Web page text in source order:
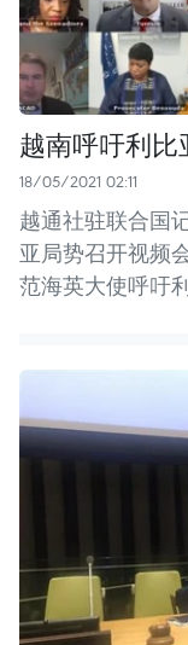
越南呼吁利比
18/05/2021 02:11
越通社驻联合国
亚局势召开视频
范海英大使呼吁